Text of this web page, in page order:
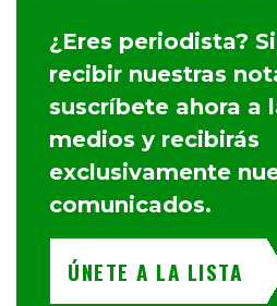
¿Eres periodista?
recibir nuestras
suscríbete ahora a
medios y recibirás
exclusivamente
comunicados.
ÚNETE A LA LISTA